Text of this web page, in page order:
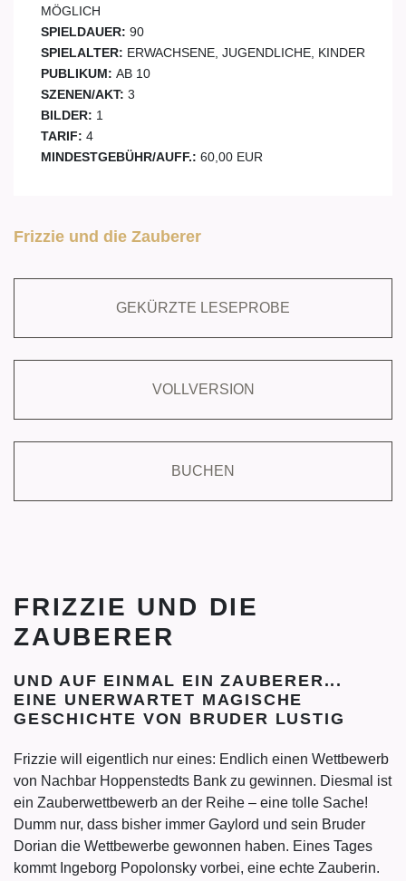
MÖGLICH
SPIELDAUER: 90
SPIELALTER: ERWACHSENE, JUGENDLICHE, KINDER
PUBLIKUM: AB 10
SZENEN/AKT: 3
BILDER: 1
TARIF: 4
MINDESTGEBÜHR/AUFF.: 60,00 EUR
Frizzie und die Zauberer
GEKÜRZTE LESEPROBE
VOLLVERSION
BUCHEN
FRIZZIE UND DIE
ZAUBERER
UND AUF EINMAL EIN ZAUBERER...
EINE UNERWARTET MAGISCHE
GESCHICHTE VON BRUDER LUSTIG
Frizzie will eigentlich nur eines: Endlich einen Wettbewerb
von Nachbar Hoppenstedts Bank zu gewinnen. Diesmal ist
ein Zauberwettbewerb an der Reihe – eine tolle Sache!
Dumm nur, dass bisher immer Gaylord und sein Bruder
Dorian die Wettbewerbe gewonnen haben. Eines Tages
kommt Ingeborg Popolonsky vorbei, eine echte Zauberin.